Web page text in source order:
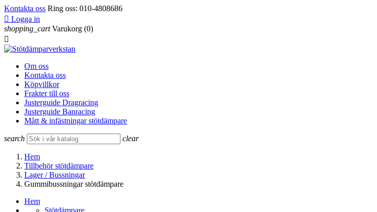
Kontakta oss Ring oss: 010-4808686
 Logga in
shopping_cart Varukorg (0)

Om oss
Kontakta oss
Köpvillkor
Frakter till oss
Justerguide Dragracing
Justerguide Banracing
Mått & infästningar stötdämpare
search clear
Hem
Tillbehör stötdämpare
Lager / Bussningar
Gummibussningar stötdämpare
Hem
Stötdämpare